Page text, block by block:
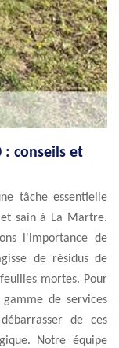
: conseils et
tâche essentielle
sain à La Martre.
l'importance de
de résidus de
mortes. Pour
de services
de ces
Notre équipe